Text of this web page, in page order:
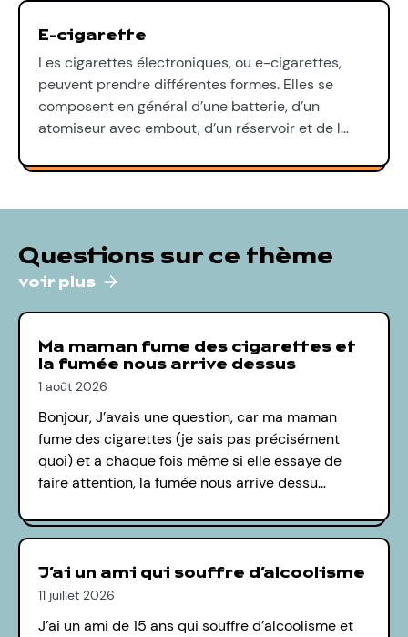
E-cigarette
Les cigarettes électroniques, ou e-cigarettes,
peuvent prendre différentes formes. Elles se
composent en général d’une batterie, d’un
atomiseur avec embout, d’un réservoir et de l…
Questions sur ce thème
voir plus
Ma maman fume des cigarettes et
la fumée nous arrive dessus
1 août 2026
Bonjour, J’avais une question, car ma maman
fume des cigarettes (je sais pas précisément
quoi) et a chaque fois même si elle essaye de
faire attention, la fumée nous arrive dessu…
J’ai un ami qui souffre d’alcoolisme
11 juillet 2026
J’ai un ami de 15 ans qui souffre d’alcoolisme et